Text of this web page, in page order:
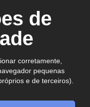
Centro
GO de
corretamente,
pequenas
e de terceiros).